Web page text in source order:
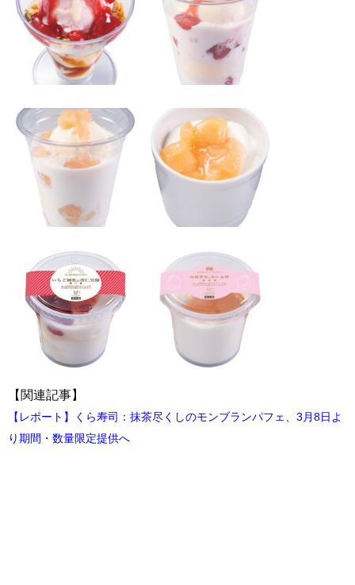
【関連記事】
【レポート】くら寿司：抹茶尽くしのモンブランパフェ、3月8日よ
り期間・数量限定提供へ